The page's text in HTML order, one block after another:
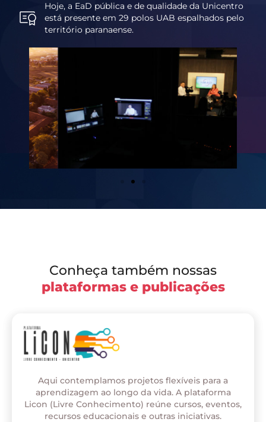
Hoje, a EaD pública e de qualidade da Unicentro
está presente em 29 polos UAB espalhados pelo
território paranaense.
Conheça também nossas
plataformas e publicações
Aqui contemplamos projetos flexíveis para a
aprendizagem ao longo da vida. A plataforma
Licon (Livre Conhecimento) reúne cursos, eventos,
recursos educacionais e outras iniciativas.